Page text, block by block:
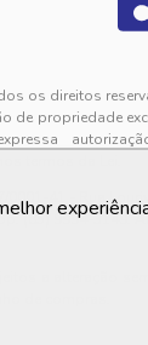
os direitos
de propriedade
0001-41 - Rua
(85) 9994-3149.
a alteração